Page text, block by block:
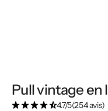
Pull vintage en
4.7/5(254 avis)